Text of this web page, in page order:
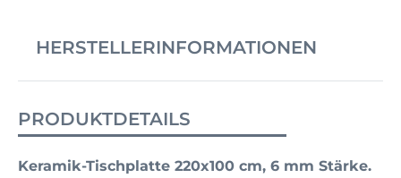
HERSTELLERINFORMATIONEN
PRODUKTDETAILS
Keramik-Tischplatte 220x100 cm, 6 mm Stärke.